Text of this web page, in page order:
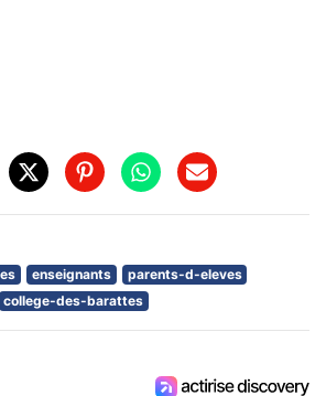
enseignants
parents-d-eleves
college-des-barattes